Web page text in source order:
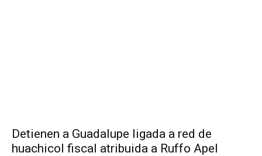
Detienen a Guadalupe ligada a red de
huachicol fiscal atribuida a Ruffo Apel